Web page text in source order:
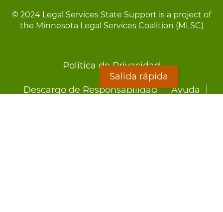
© 2024 Legal Services State Support is a project of
the Minnesota Legal Services Coalition (MLSC)
Política de Privacidad
Descargo de Responsabilidad Ayuda
Salida rápida